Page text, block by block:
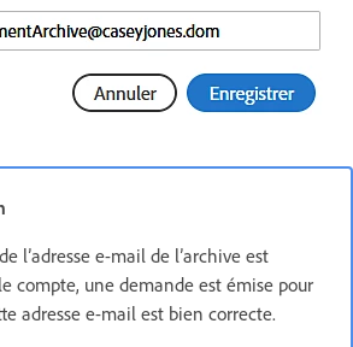
l’adresse e-mail de l’archive est
compte, une demande est émise pour
adresse e-mail est bien correcte.